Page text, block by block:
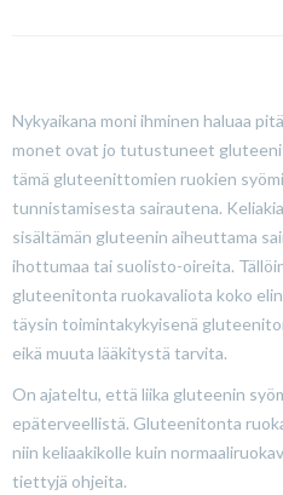
Nykyaikana moni ihminen haluaa
monet ovat jo tutustuneet
tämä gluteenittomien ruokien
tunnistamisesta sairautena.
sisältämän gluteenin aiheuttama
ihottumaa tai suolisto-oireita.
gluteenitonta ruokavaliota koko
täysin toimintakykyisenä
eikä muuta lääkitystä tarvita.
On ajateltu, että liika gluteenin
epäterveellistä. Gluteenitonta
niin keliaakikolle kuin
tiettyjä ohjeita.